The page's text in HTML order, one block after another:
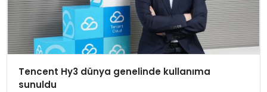
Tencent Hy3 dünya genelinde kullanıma
sunuldu